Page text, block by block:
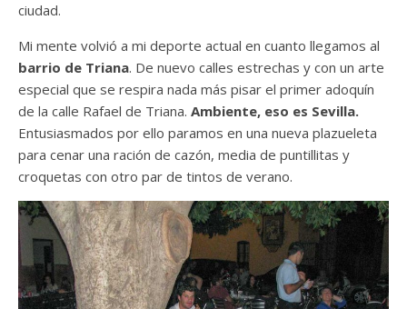
ciudad.
Mi mente volvió a mi deporte actual en cuanto llegamos al
barrio de Triana. De nuevo calles estrechas y con un arte
especial que se respira nada más pisar el primer adoquín
de la calle Rafael de Triana. Ambiente, eso es Sevilla.
Entusiasmados por ello paramos en una nueva plazueleta
para cenar una ración de cazón, media de puntillitas y
croquetas con otro par de tintos de verano.